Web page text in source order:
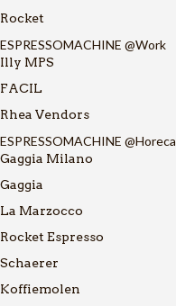
Rocket
ESPRESSOMACHINE @Work
Illy MPS
FACIL
Rhea Vendors
ESPRESSOMACHINE @Horeca
Gaggia Milano
Gaggia
La Marzocco
Rocket Espresso
Schaerer
Koffiemolen